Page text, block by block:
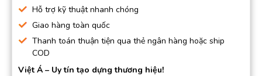
Hỗ trợ kỹ thuật nhanh chóng
Giao hàng toàn quốc
Thanh toán thuận tiện qua thẻ ngân hàng hoặc ship
COD
Việt Á – Uy tín tạo dựng thương hiệu!